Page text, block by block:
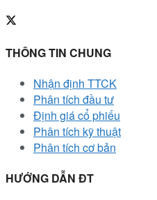
THÔNG TIN CHUNG
Nhận định TTCK
Phân tích đầu tư
Định giá cổ phiếu
Phân tích kỹ thuật
Phân tích cơ bản
HƯỚNG DẪN ĐT